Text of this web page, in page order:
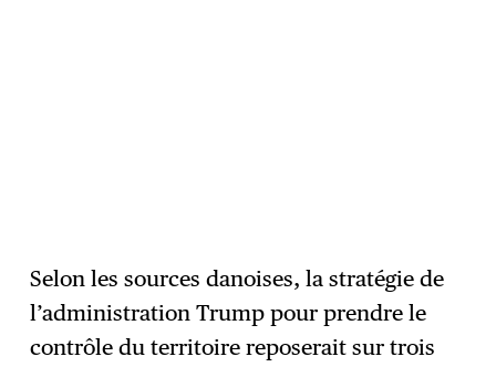
Selon les sources danoises, la stratégie de
l’administration Trump pour prendre le
contrôle du territoire reposerait sur trois